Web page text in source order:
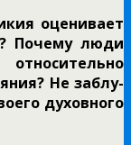
оценивает
Почему люди
Не заблу­
духовного